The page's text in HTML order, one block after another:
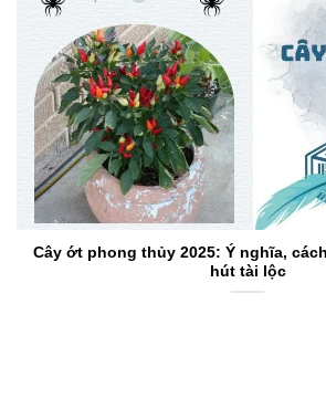
Cây ớt phong thủy 2025: Ý nghĩa,
hút tài lộc